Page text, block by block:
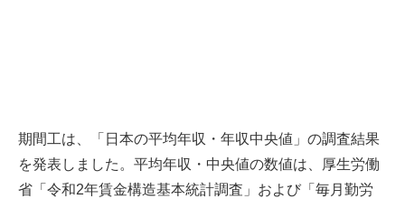
期間工は、「日本の平均年収・年収中央値」の調査結果
を発表しました。平均年収・中央値の数値は、厚生労働
省「令和2年賃金構造基本統計調査」および「毎月勤労